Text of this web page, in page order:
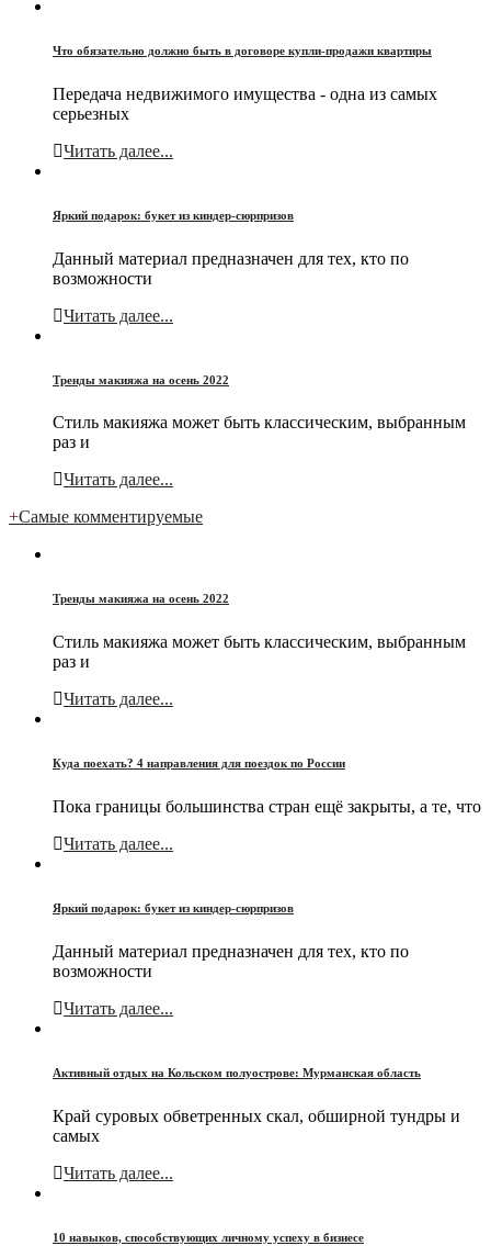
Что обязательно должно быть в договоре купли-продажи квартиры
Передача недвижимого имущества - одна из самых
серьезных
Читать далее...
Яркий подарок: букет из киндер-сюрпризов
Данный материал предназначен для тех, кто по
возможности
Читать далее...
Тренды макияжа на осень 2022
Стиль макияжа может быть классическим, выбранным
раз и
Читать далее...
+Самые комментируемые
Тренды макияжа на осень 2022
Стиль макияжа может быть классическим, выбранным
раз и
Читать далее...
Куда поехать? 4 направления для поездок по России
Пока границы большинства стран ещё закрыты, а те, что
Читать далее...
Яркий подарок: букет из киндер-сюрпризов
Данный материал предназначен для тех, кто по
возможности
Читать далее...
Активный отдых на Кольском полуострове: Мурманская область
Край суровых обветренных скал, обширной тундры и
самых
Читать далее...
10 навыков, способствующих личному успеху в бизнесе